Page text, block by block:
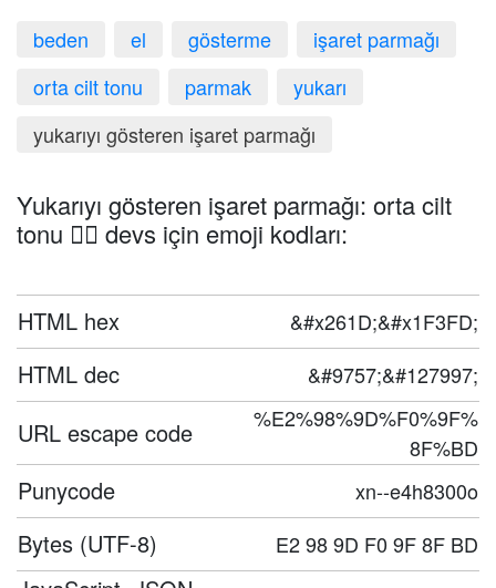
beden el gösterme
işaret parmağı
orta cilt tonu
parmak
yukarı
yukarıyı gösteren işaret parmağı
Yukarıyı gösteren işaret parmağı: orta cilt
tonu ☝🏽 devs için emoji kodları:
HTML hex &#x261D;&#x1F3FD;
HTML dec &#9757;&#127997;
URL escape code
%E2%98%9D%F0%9F%
8F%BD
Punycode xn--e4h8300o
Bytes (UTF-8) E2 98 9D F0 9F 8F BD